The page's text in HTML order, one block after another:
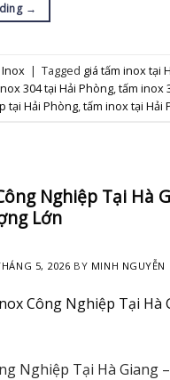
→
Inox | Tagged giá tấm inox tại
304 tại Hải Phòng,tấm inox
tại Hải Phòng,tấm inox tại Hải
Nghiệp Tại Hà
Lớn
5, 2026 BY MINH NGUYỄN
Nghiệp Tại Hà Giang